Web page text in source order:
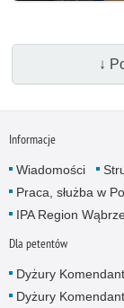
↓
Informacje
Wiadomości
Praca, służba w
IPA Region
Dla petentów
Dyżury
Dyżury